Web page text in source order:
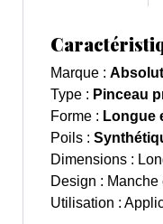
Marque :
Type : Pinceau
Forme : Longue
Poils :
Dimensions :
Design : Manche
Utilisation :